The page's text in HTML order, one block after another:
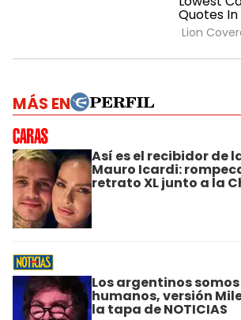
MÁS EN
Así es el recibidor de
Mauro Icardi:
retrato XL junto a la
Los argentinos
humanos, versión
la tapa de NOTICIAS